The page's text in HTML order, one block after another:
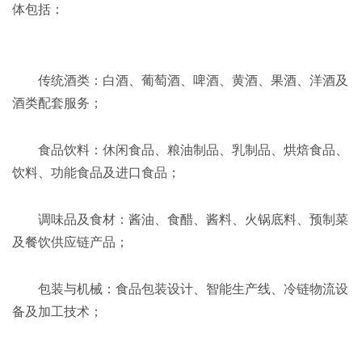
体包括：
传统酒类‌：白酒、葡萄酒、啤酒、黄酒、果酒、洋酒及
酒类配套服务；
食品饮料‌：休闲食品、粮油制品、乳制品、烘焙食品、
饮料、功能食品及进口食品；
调味品及食材‌：酱油、食醋、酱料、火锅底料、预制菜
及餐饮供应链产品；
包装与机械‌：食品包装设计、智能生产线、冷链物流设
备及加工技术；